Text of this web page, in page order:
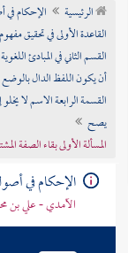
تراجم الأعلام
الرئيسية
الإحكام
القاعدة الأولى في تحقيق
القسم الثاني في المبادئ اللغوية
أن يكون اللفظ الدال
القسمة الرابعة الاسم لا
يصح
المسألة الأولى بقاء الصفة
الإحكام في
الآمدي - علي بن